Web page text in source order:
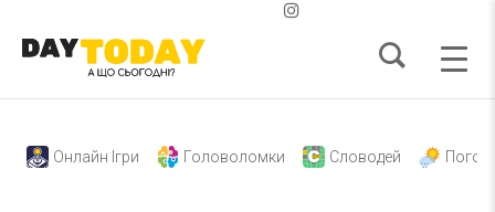
Онлайн Ігри Головоломки Словодей